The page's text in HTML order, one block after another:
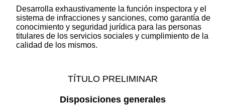
Desarrolla exhaustivamente la función inspectora y el
sistema de infracciones y sanciones, como garantía de
conocimiento y seguridad jurídica para las personas
titulares de los servicios sociales y cumplimiento de la
calidad de los mismos.
TÍTULO PRELIMINAR
Disposiciones generales